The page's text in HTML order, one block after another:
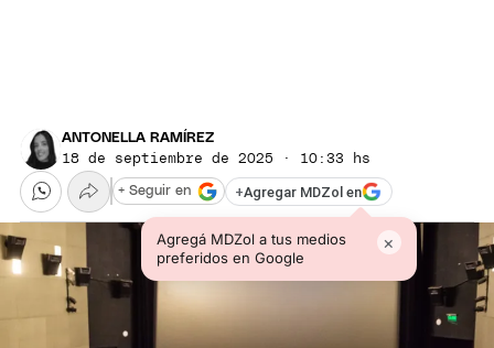
ANTONELLA RAMÍREZ
18 de septiembre de 2025 · 10:33 hs
+Agregar MDZol en
Agregá MDZol a tus medios
preferidos en Google
×
+ Seguir en